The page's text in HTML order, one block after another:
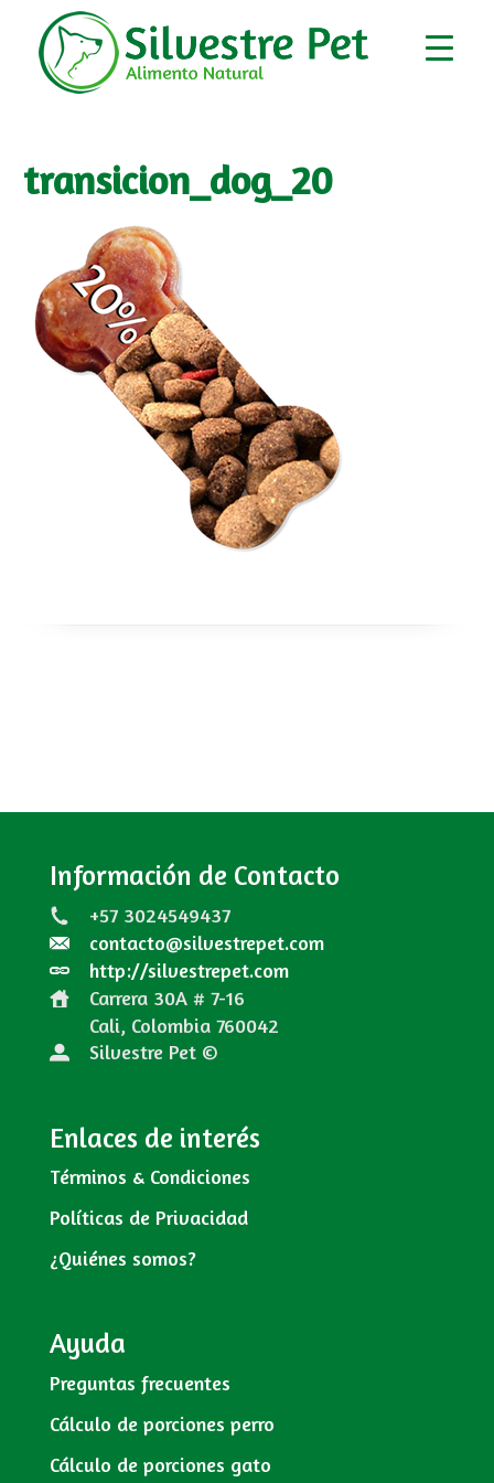
transicion_dog_20
Información de Contacto
+57 3024549437
contacto@silvestrepet.com
http://silvestrepet.com
Carrera 30A # 7-16
Cali, Colombia 760042
Silvestre Pet ©
Enlaces de interés
Términos & Condiciones
Políticas de Privacidad
¿Quiénes somos?
Ayuda
Preguntas frecuentes
Cálculo de porciones perro
Cálculo de porciones gato